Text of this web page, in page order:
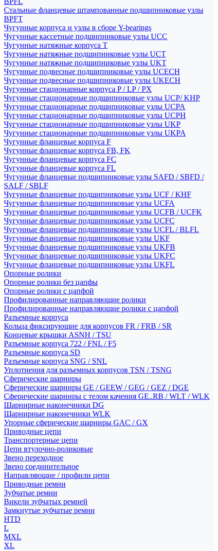
Стальные фланцевые штампованные подшипниковые узлы
BPFT
Чугунные корпуса и узлы в сборе Y-bearings
Чугунные кассетные подшипниковые узлы UCC
Чугунные натяжные корпуса T
Чугунные натяжные подшипниковые узлы UCT
Чугунные натяжные подшипниковые узлы UKT
Чугунные подвесные подшипниковые узлы UCECH
Чугунные подвесные подшипниковые узлы UKECH
Чугунные стационарные корпуса P / LP / PX
Чугунные стационарные подшипниковые узлы UCP/ KHP
Чугунные стационарные подшипниковые узлы UCPA
Чугунные стационарные подшипниковые узлы UCPH
Чугунные стационарные подшипниковые узлы UKP
Чугунные стационарные подшипниковые узлы UKPA
Чугунные фланцевые корпуса F
Чугунные фланцевые корпуса FB, FK
Чугунные фланцевые корпуса FC
Чугунные фланцевые корпуса FL
Чугунные фланцевые подшипниковые узлы SAFD / SBFD /
SALF / SBLF
Чугунные фланцевые подшипниковые узлы UCF / KHF
Чугунные фланцевые подшипниковые узлы UCFA
Чугунные фланцевые подшипниковые узлы UCFB / UCFK
Чугунные фланцевые подшипниковые узлы UCFC
Чугунные фланцевые подшипниковые узлы UCFL / BLFL
Чугунные фланцевые подшипниковые узлы UKF
Чугунные фланцевые подшипниковые узлы UKFB
Чугунные фланцевые подшипниковые узлы UKFC
Чугунные фланцевые подшипниковые узлы UKFL
Опорные ролики
Опорные ролики без цапфы
Опорные ролики с цапфой
Профилированные направляющие ролики
Профилированные направляющие ролики с цапфой
Разъемные корпуса
Кольца фиксирующие для корпусов FR / FRB / SR
Концевые крышки ASNH / TSU
Разъемные корпуса 722 / FNL / F5
Разъемные корпуса SD
Разъемные корпуса SNG / SNL
Уплотнения для разъемных корпусов TSN / TSNG
Сферические шарниры
Сферические шарниры GE / GEEW / GEG / GEZ / DGE
Сферические шарниры с телом качения GE..RB / WLT / WLK
Шарнирные наконечники DG
Шарнирные наконечники WLK
Упорные сферические шарниры GAC / GX
Приводные цепи
Транспортерные цепи
Цепи втулочно-роликовые
Звено переходное
Звено соединительное
Направляющие / профили цепи
Приводные ремни
Зубчатые ремни
Викели зубчатых ремней
Замкнутые зубчатые ремни
HTD
L
MXL
XL